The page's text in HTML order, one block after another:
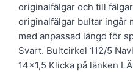
originalfälgar och till
originalfälgar bultar ingår
med anpassad längd för
Svart. Bultcirkel 112/5
14×1,5 Klicka på länken